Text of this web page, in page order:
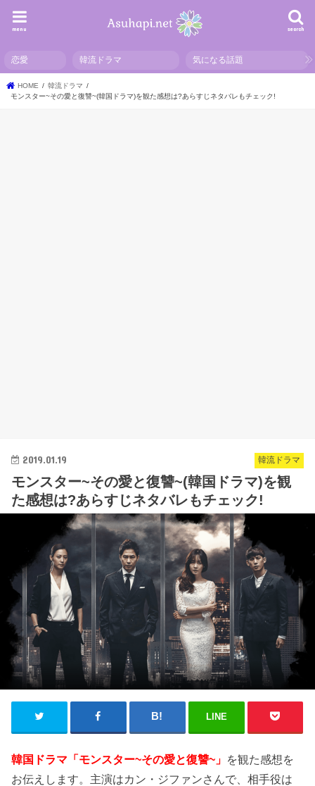
search
menu
恋愛 韓流ドラマ 気になる話題
HOME
韓流ドラマ
モンスター~その愛と復讐~(韓国ドラマ)を観た感想は?あらすじネタバレもチェック!
韓流ドラマ
2019.01.19
モンスター~その愛と復讐~(韓国ドラマ)を観
た感想は?あらすじネタバレもチェック!
LINE
韓国ドラマ「モンスター~その愛と復讐~」 を観た感想を
お伝えします。主演はカン・ジファンさんで、相手役は